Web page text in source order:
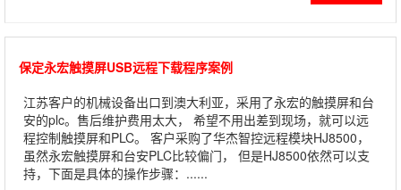
保定永宏触摸屏USB远程下载程序案例
江苏客户的机械设备出口到澳大利亚，采用了永宏的触摸屏和台
安的plc。售后维护费用太大， 希望不用出差到现场，就可以远
程控制触摸屏和PLC。 客户采购了华杰智控远程模块HJ8500，
虽然永宏触摸屏和台安PLC比较偏门， 但是HJ8500依然可以支
持，下面是具体的操作步骤：......